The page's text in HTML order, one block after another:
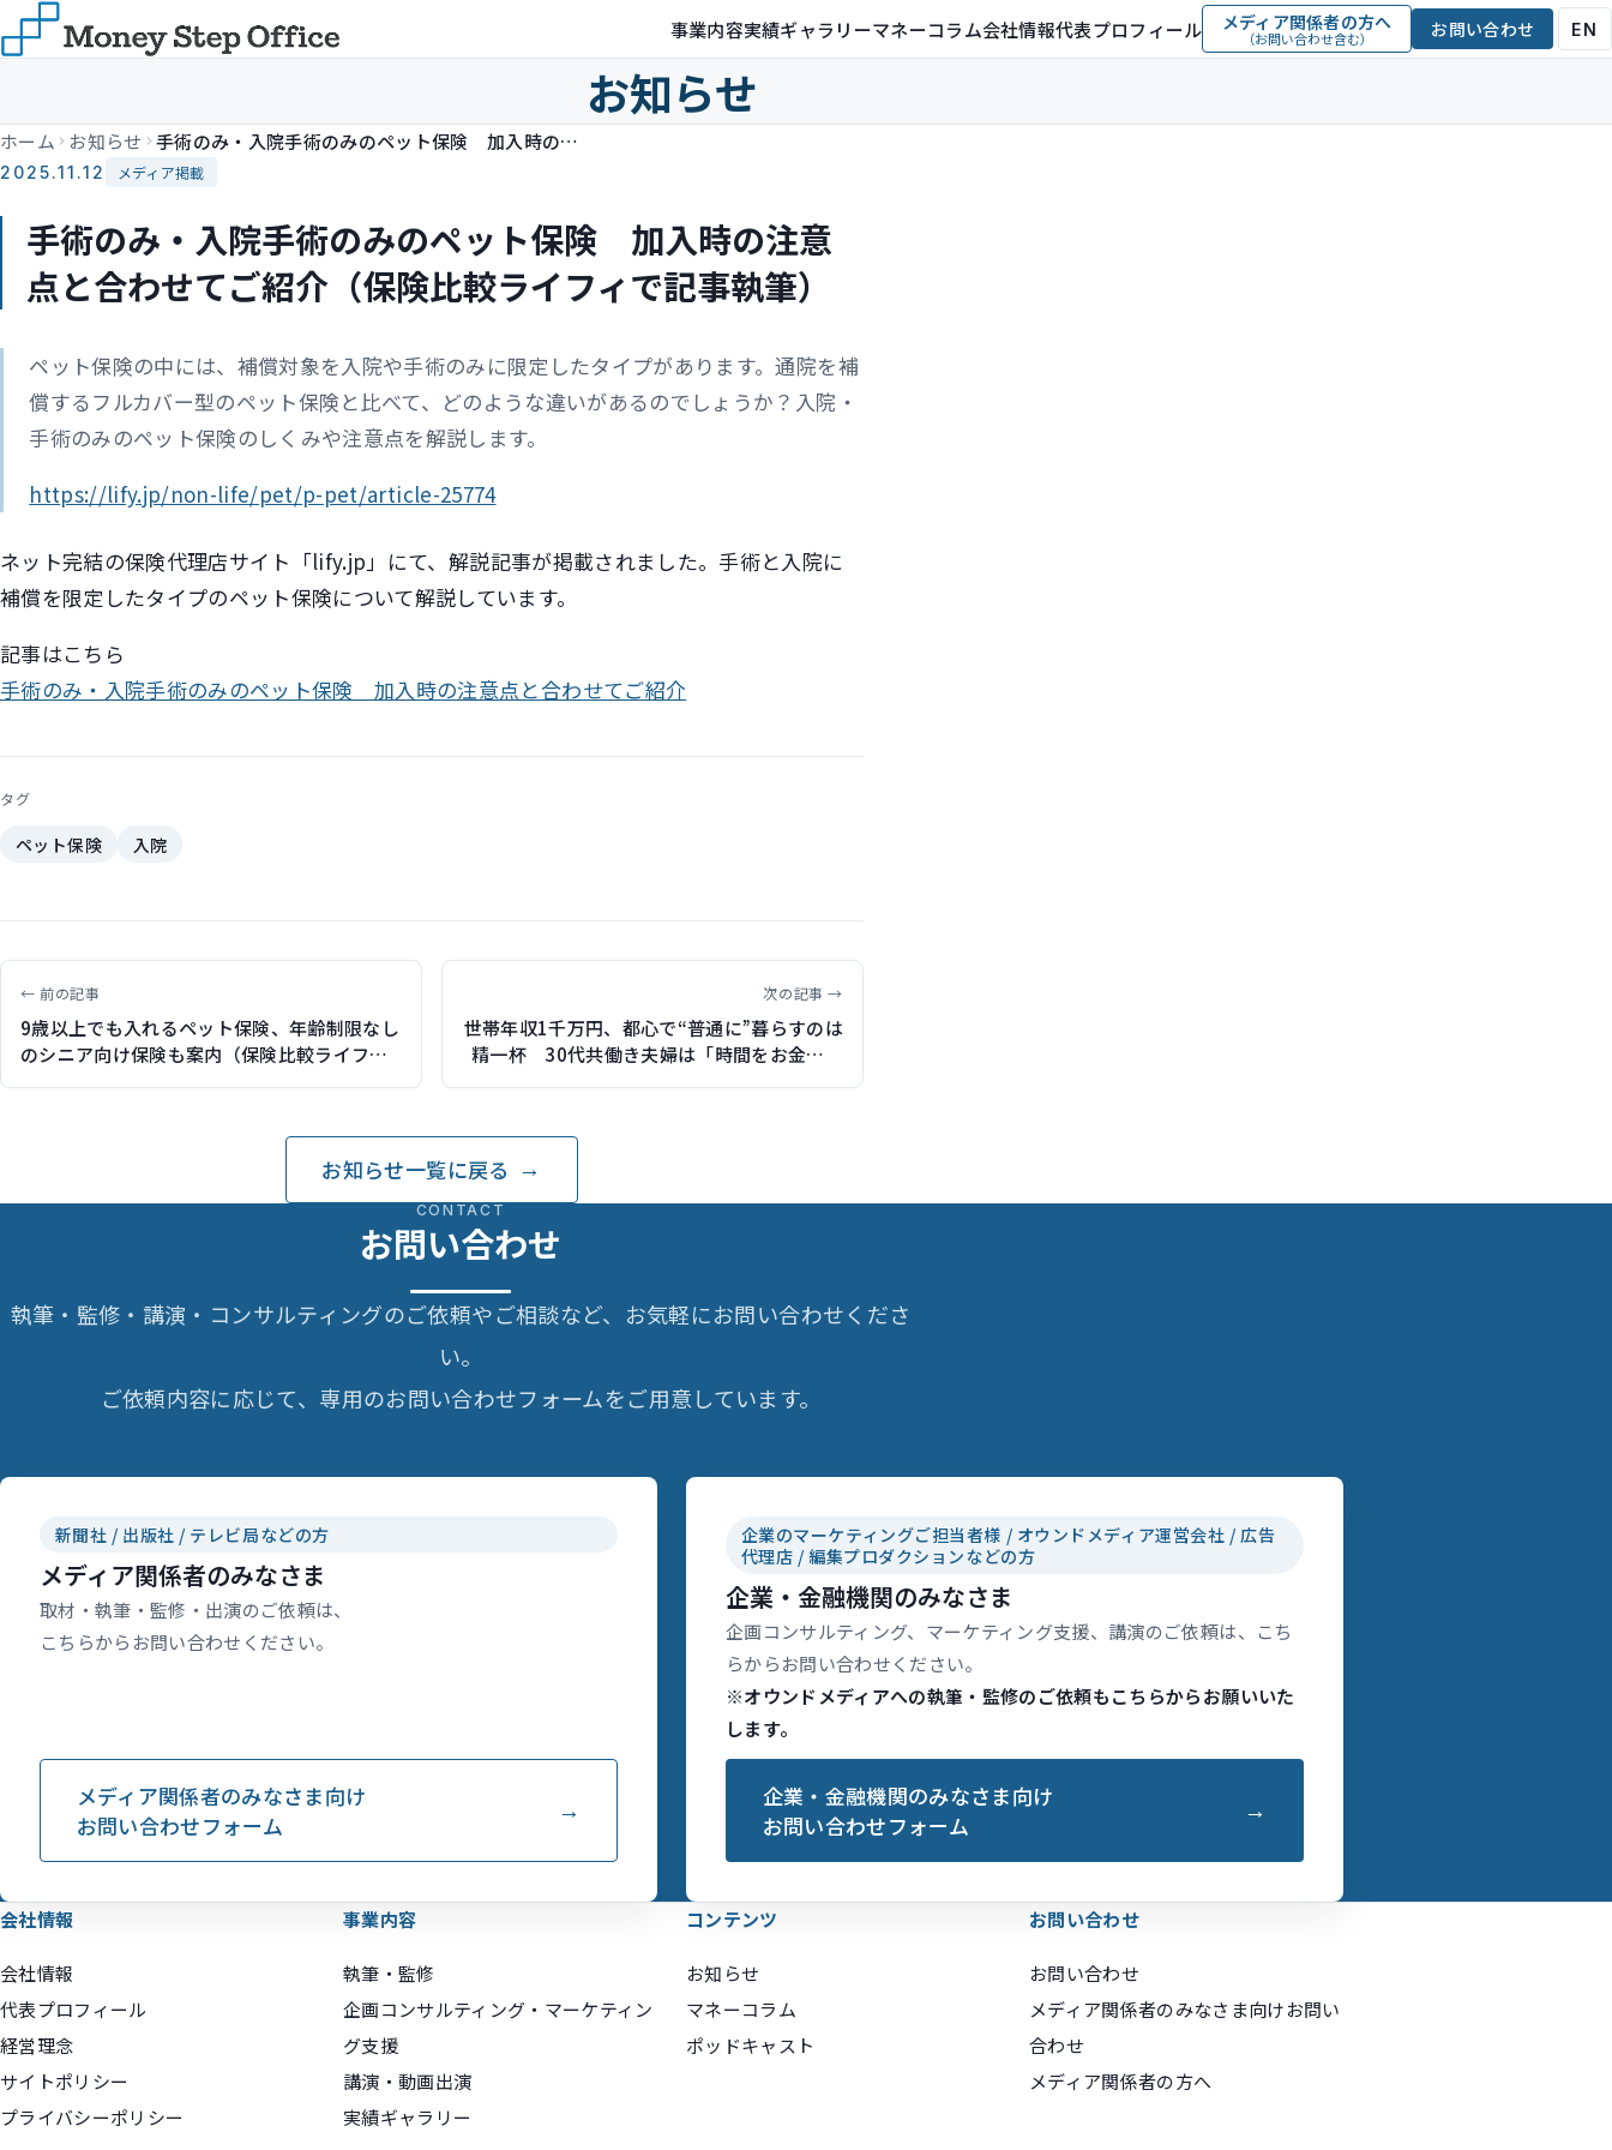
事業内容実績ギャラリーマネーコラム会社情報代表プロフィール メディア関係者の方へ
（お問い合わせ含む） お問い合わせ EN
お知らせ
ホーム お知らせ 手術のみ・入院手術のみのペット保険 加入時の注意点と合わせてご紹介（保険比較ライフィで記事執筆）
2025.11.12 メディア掲載
手術のみ・入院手術のみのペット保険 加入時の注意
点と合わせてご紹介（保険比較ライフィで記事執筆）
ペット保険の中には、補償対象を入院や手術のみに限定したタイプがあります。通院を補
償するフルカバー型のペット保険と比べて、どのような違いがあるのでしょうか？入院・
手術のみのペット保険のしくみや注意点を解説します。
https://lify.jp/non-life/pet/p-pet/article-25774
ネット完結の保険代理店サイト「lify.jp」にて、解説記事が掲載されました。手術と入院に
補償を限定したタイプのペット保険について解説しています。
記事はこちら
手術のみ・入院手術のみのペット保険 加入時の注意点と合わせてご紹介
タグ
ペット保険 入院
← 前の記事
9歳以上でも入れるペット保険、年齢制限なし
のシニア向け保険も案内（保険比較ライフィ
次の記事 →
世帯年収1千万円、都心で“普通に”暮らすのは
精一杯 30代共働き夫婦は「時間をお金で買
お知らせ一覧に戻る
CONTACT
お問い合わせ
執筆・監修・講演・コンサルティングのご依頼やご相談など、お気軽にお問い合わせくださ
い。
ご依頼内容に応じて、専用のお問い合わせフォームをご用意しています。
新聞社 / 出版社 / テレビ局などの方
メディア関係者のみなさま
取材・執筆・監修・出演のご依頼は、
こちらからお問い合わせください。
メディア関係者のみなさま向け
お問い合わせフォーム
企業のマーケティングご担当者様 / オウンドメディア運営会社 / 広告
代理店 / 編集プロダクションなどの方
企業・金融機関のみなさま
企画コンサルティング、マーケティング支援、講演のご依頼は、こち
らからお問い合わせください。
※オウンドメディアへの執筆・監修のご依頼もこちらからお願いいた
します。
企業・金融機関のみなさま向け
お問い合わせフォーム
会社情報
会社情報
代表プロフィール
経営理念
サイトポリシー
プライバシーポリシー
事業内容
執筆・監修
企画コンサルティング・マーケティン
グ支援
講演・動画出演
実績ギャラリー
コンテンツ
お知らせ
マネーコラム
ポッドキャスト
お問い合わせ
お問い合わせ
メディア関係者のみなさま向けお問い
合わせ
メディア関係者の方へ